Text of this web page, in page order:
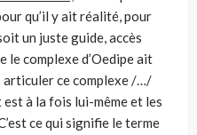
qu’il y ait réalité, pour
un juste guide, accès
complexe d’Oedipe ait
articuler ce complexe /…/
à la fois lui-même et les
ce qui signifie le terme